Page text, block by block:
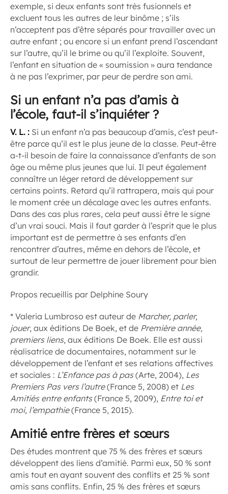
exemple, si deux enfants sont très fusionnels et
excluent tous les autres de leur binôme ; s’ils
n’acceptent pas d’être séparés pour travailler avec un
autre enfant ; ou encore si un enfant prend l’ascendant
sur l’autre, qu’il le brime ou qu’il l’exploite. Souvent,
l’enfant en situation de « soumission » aura tendance
à ne pas l’exprimer, par peur de perdre son ami.
Si un enfant n’a pas d’amis à
l’école, faut-il s’inquiéter ?
V. L. : Si un enfant n’a pas beaucoup d’amis, c’est peut-
être parce qu’il est le plus jeune de la classe. Peut-être
a-t-il besoin de faire la connaissance d’enfants de son
âge ou même plus jeunes que lui. Il peut également
connaître un léger retard de développement sur
certains points. Retard qu’il rattrapera, mais qui pour
le moment crée un décalage avec les autres enfants.
Dans des cas plus rares, cela peut aussi être le signe
d’un vrai souci. Mais il faut garder à l’esprit que le plus
important est de permettre à ses enfants d’en
rencontrer d’autres, même en dehors de l’école, et
surtout de leur permettre de jouer librement pour bien
grandir.
Propos recueillis par Delphine Soury
* Valeria Lumbroso est auteur de Marcher, parler,
jouer, aux éditions De Boek, et de Première année,
premiers liens, aux éditions De Boek. Elle est aussi
réalisatrice de documentaires, notamment sur le
développement de l’enfant et ses relations affectives
et sociales : L’Enfance pas à pas(Arte, 2004), Les
Premiers Pas vers l’autre(France 5, 2008) et Les
Amitiés entre enfants(France 5, 2009), Entre toi et
moi, l’empathie(France 5, 2015).
Amitié entre frères et sœurs
Des études montrent que 75 % des frères et sœurs
développent des liens d’amitié. Parmi eux, 50 % sont
amis tout en ayant souvent des conflits et 25 % sont
amis sans conflits. Enfin, 25 % des frères et sœurs